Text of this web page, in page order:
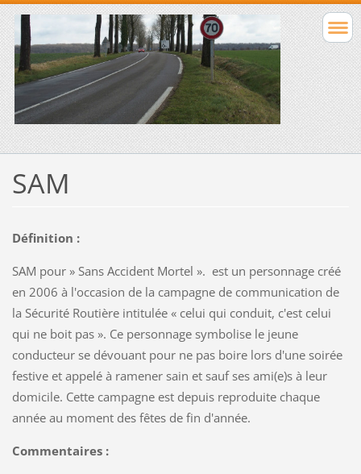
SAM
Définition :
SAM pour » Sans Accident Mortel ». est un personnage créé
en 2006 à l'occasion de la campagne de communication de
la Sécurité Routière intitulée « celui qui conduit, c'est celui
qui ne boit pas ». Ce personnage symbolise le jeune
conducteur se dévouant pour ne pas boire lors d'une soirée
festive et appelé à ramener sain et sauf ses ami(e)s à leur
domicile. Cette campagne est depuis reproduite chaque
année au moment des fêtes de fin d'année.
Commentaires :